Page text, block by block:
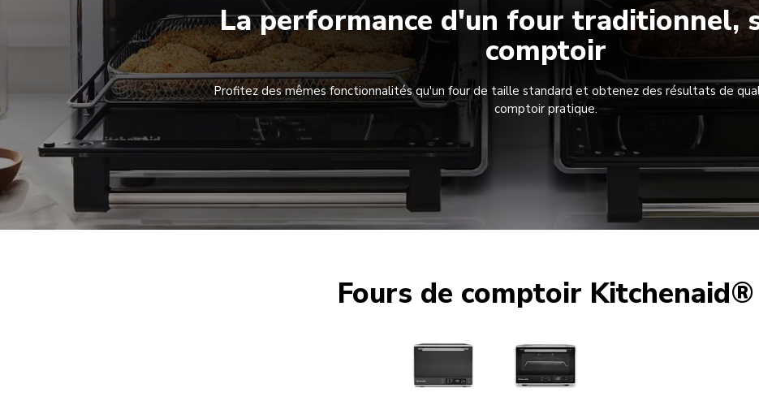
La performance d'un four traditionnel,
comptoir
Profitez des mêmes fonctionnalités qu'un four de taille standard et obtenez des résultats de
comptoir pratique.
Fours de comptoir Kitchenaid®